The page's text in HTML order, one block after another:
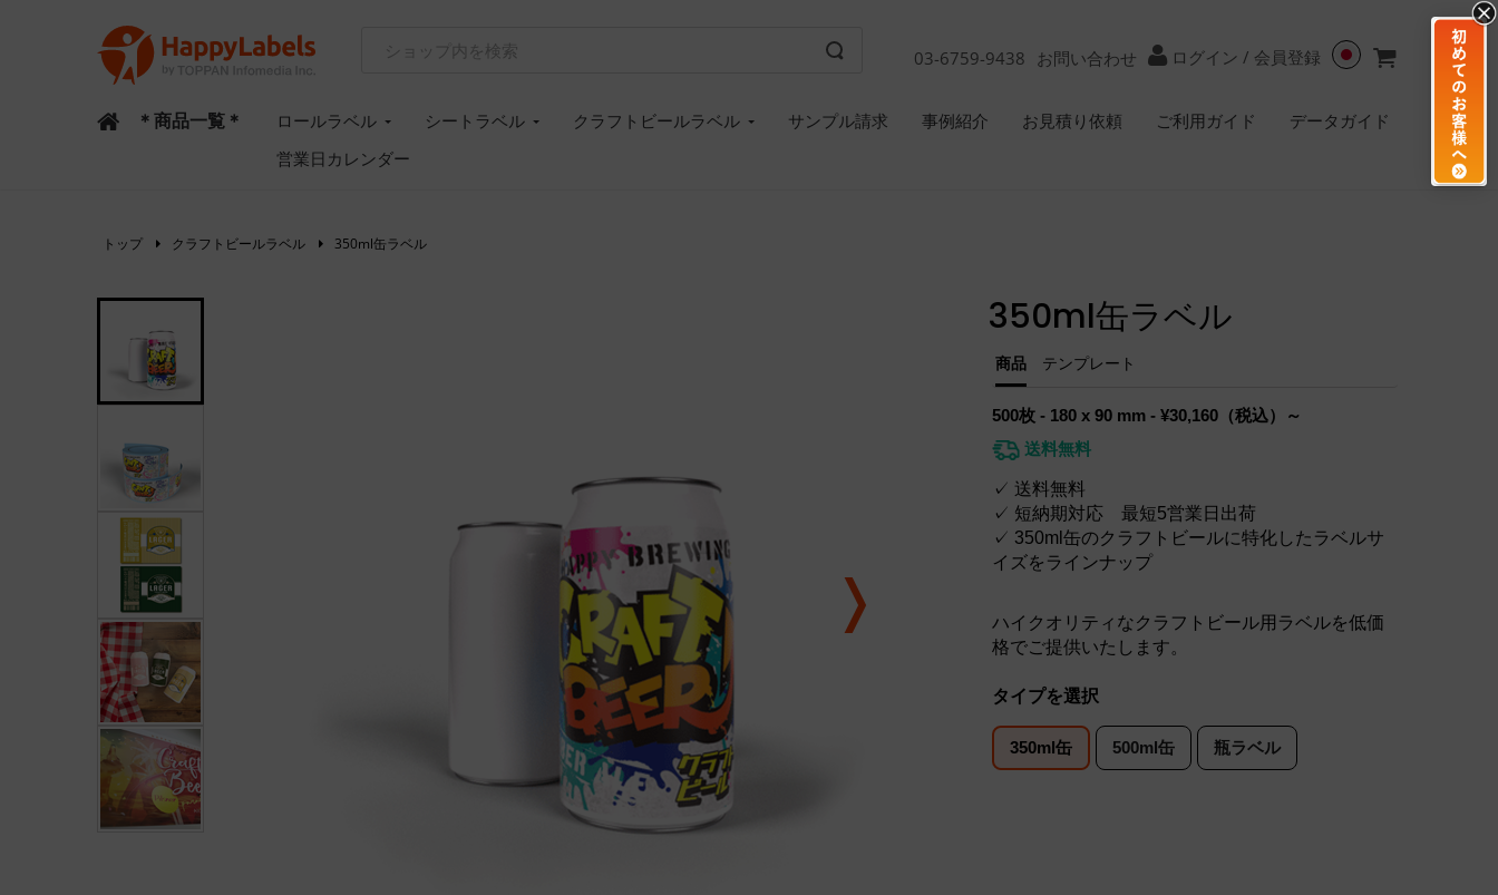
03-6759-9438 お問い合わせ ログイン / 会員登録
＊商品一覧＊ ロールラベル シートラベル クラフトビールラベル サンプル請求 事例紹介 お見積り依頼 ご利用ガイド
データガイド
営業日カレンダー
トップ クラフトビールラベル 350ml缶ラベル
350ml缶ラベル
商品 テンプレート
500枚 - 180 x 90 mm - ¥30,160（税込）～
送料無料
✓ 送料無料
✓ 短納期対応 最短5営業日出荷
✓ 350ml缶のクラフトビールに特化したラベルサ
イズをラインナップ
ハイクオリティなクラフトビール用ラベルを低価
格でご提供いたします。
タイプを選択
350ml缶 500ml缶 瓶ラベル